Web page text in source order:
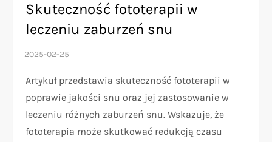
Skuteczność fototerapii w
leczeniu zaburzeń snu
Artykuł przedstawia skuteczność fototerapii w
poprawie jakości snu oraz jej zastosowanie w
leczeniu różnych zaburzeń snu. Wskazuje, że
fototerapia może skutkować redukcją czasu